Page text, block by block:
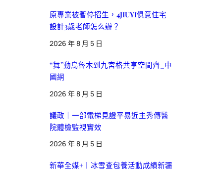
原專業被暫停招生，4JIUYI俱意住宅
設計3歲老師怎么辦？
2026 年 8 月 5 日
“舞”動烏魯木到九宮格共享空間齊_中
國網
2026 年 8 月 5 日
議政｜一部電梯見證平易近主秀傳醫
院體檢監視實效
2026 年 8 月 5 日
新華全媒+丨冰雪查包養活動成績新疆